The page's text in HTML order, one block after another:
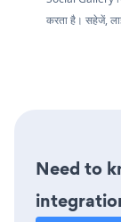
करता है। सहेजें,
Need to